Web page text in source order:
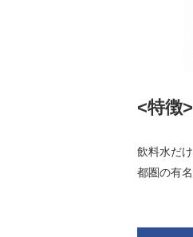
<特徴>
飲料水だ
都圏の有